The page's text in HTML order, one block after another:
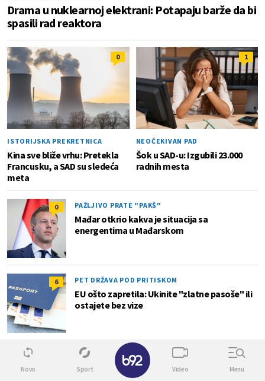
Drama u nuklearnoj elektrani: Potapaju barže da bi
spasili rad reaktora
0
ISTORIJSKA PREKRETNICA
Kina sve bliže vrhu: Pretekla
Francusku, a SAD su sledeća
meta
1
NEOČEKIVAN PAD
Šok u SAD-u: Izgubili 23.000
radnih mesta
0 PAŽLJIVO PRATE "PAKŠ"
Mađar otkrio kakva je situacija sa
energentima u Mađarskom
6 PET DRŽAVA POD PRITISKOM
EU ošto zapretila: Ukinite "zlatne pasoše" ili
ostajete bez vize
Lokal
Novo Sport Video Menu
✕